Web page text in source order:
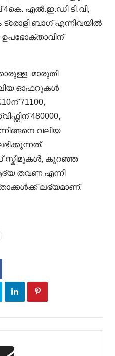
എൽ.ഇ.ഡി ടി.വി,
ട്രോളി ബാഗ് എന്നിവയിൽ
മാരുതി
ഓഫറുകൾ
71100,
480000,
വലിയ
കുറഞ്ഞ
തവണ എന്നീ
ലഭ്യമാണ്.